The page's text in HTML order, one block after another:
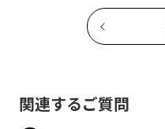
関連するご質問